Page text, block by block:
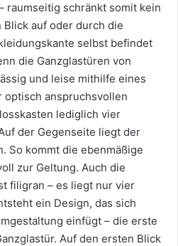
raumseitig schränkt somit kein
auf oder durch die
selbst befindet
die Ganzglastüren von
und leise mithilfe eines
optisch anspruchsvollen
lediglich vier
der Gegenseite liegt der
So kommt die ebenmäßige
zur Geltung. Auch die
filigran – es liegt nur vier
ein Design, das sich
einfügt – die erste
Auf den ersten Blick